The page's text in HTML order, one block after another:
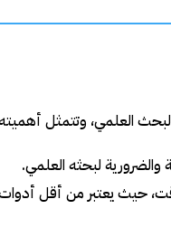
العلمي، وتتمثل
لبحثه العلمي.
حيث يعتبر من أقل